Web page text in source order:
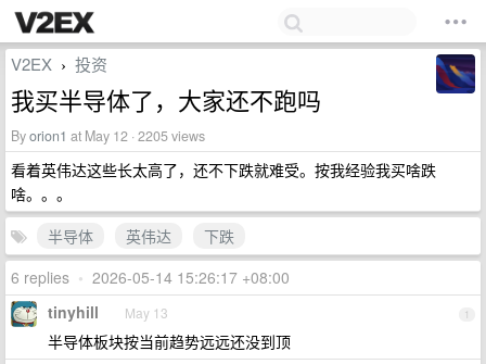
V2EX › 投资
我买半导体了，大家还不跑吗
Byorion1 at May 12 · 2205 views
看着英伟达这些长太高了，还不下跌就难受。按我经验我买啥跌
啥。。。
半导体
英伟达
下跌
6 replies • 2026-05-14 15:26:17 +08:00
1
tinyhill May 13
半导体板块按当前趋势远远还没到顶